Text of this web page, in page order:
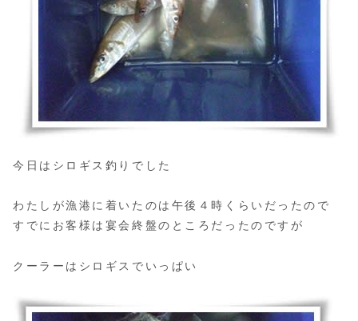
今日はシロギス釣りでした
わたしが漁港に着いたのは午後４時くらいだったので
すでにお客様は宴会終盤のところだったのですが
クーラーはシロギスでいっぱい